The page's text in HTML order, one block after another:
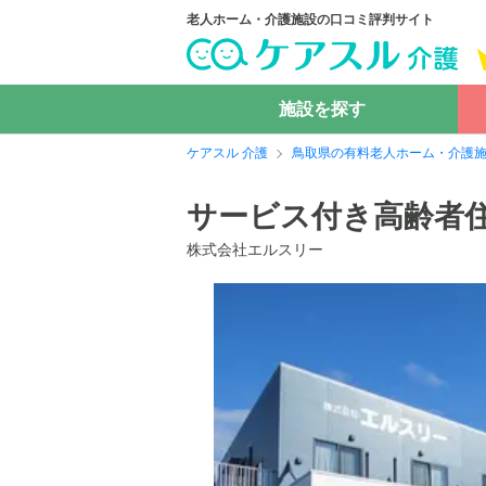
老人ホーム・介護施設の口コミ評判サイト
施設を探す
ケアスル 介護 鳥取県の有料老人ホーム・介護
サービス付き高齢者
株式会社エルスリー